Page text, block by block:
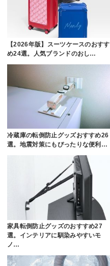
【2026年版】スーツケースのおすす
め24選。人気ブランドのおし…
冷蔵庫の転倒防止グッズおすすめ26
選。地震対策にもぴったりな便利…
家具転倒防止グッズのおすすめ27
選。インテリアに馴染みやすいモ
ノ…